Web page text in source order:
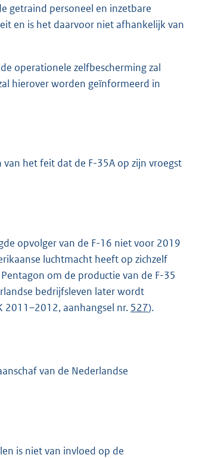
getraind personeel en inzetbare
en is het daarvoor niet afhankelijk van
operationele zelfbescherming zal
hierover worden geïnformeerd in
het feit dat de F-35A op zijn vroegst
opvolger van de F-16 niet voor 2019
luchtmacht heeft op zichzelf
om de productie van de F-35
bedrijfsleven later wordt
2011–2012, aanhangsel nr. 527).
van de Nederlandse
is niet van invloed op de